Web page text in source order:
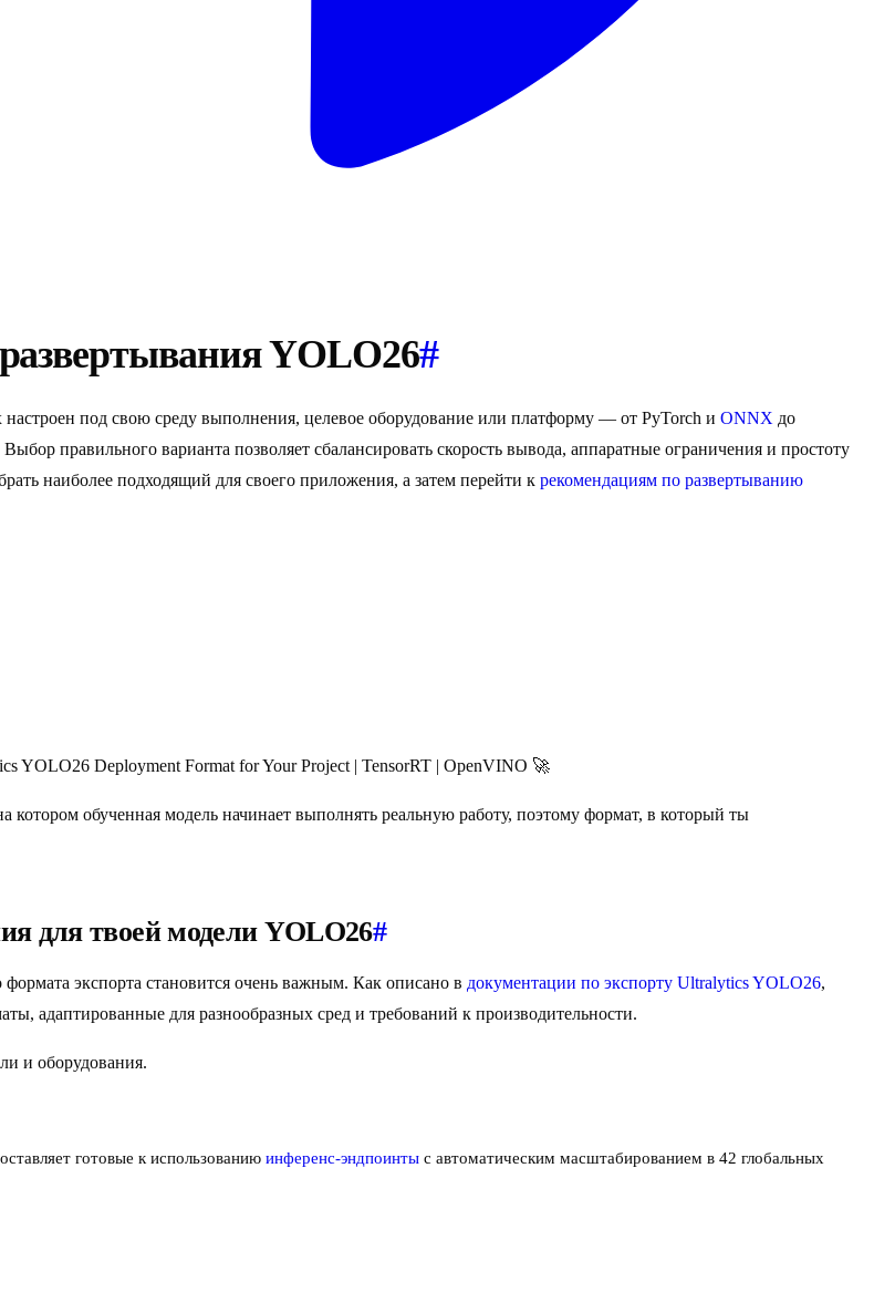
YOLO26#
под свою среду выполнения, целевое оборудование или платформу — от PyTorch и ONNX до
правильного варианта позволяет сбалансировать скорость вывода, аппаратные ограничения и простоту
наиболее подходящий для своего приложения, а затем перейти к рекомендациям по развертыванию
YOLO26 Deployment Format for Your Project | TensorRT | OpenVINO 🚀
котором обученная модель начинает выполнять реальную работу, поэтому формат, в который ты
для твоей модели YOLO26#
экспорта становится очень важным. Как описано в документации по экспорту Ultralytics YOLO26,
адаптированные для разнообразных сред и требований к производительности.
и оборудования.
готовые к использованию инференс-эндпоинты с автоматическим масштабированием в 42 глобальных